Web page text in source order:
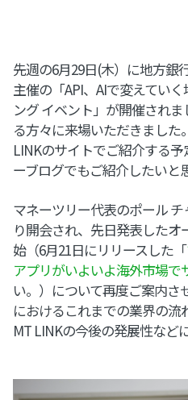
先週の6月29日(木）に地方銀
主催の「API、AIで変えてい
ング イベント」が開催され
る方々に来場いただきまし
LINKのサイトでご紹介する
ーブログでもご紹介したいと
マネーツリー代表のポール
り開会され、先日発表した
始（6月21日にリリースした「
アプリがいよいよ海外市場で
い。）について再度ご案内
におけるこれまでの業界の流
MT LINKの今後の発展性など